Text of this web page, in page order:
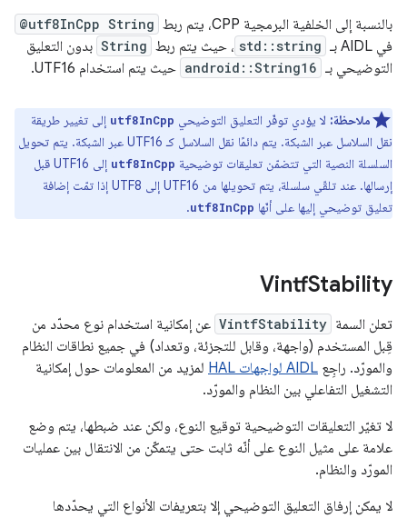
بالنسبة إلى الخلفية البرمجية CPP، يتم ربط
@utf8InCpp String
في AIDL بـ std::string ، حيث يتم ربط String بدون التعليق
التوضيحي بـ android::String16 حيث يتم استخدام UTF16.
ملاحظة: لا يؤدي توفّر التعليق التوضيحي utf8InCpp إلى تغيير طريقة
نقل السلاسل عبر الشبكة. يتم دائمًا نقل السلاسل كـ UTF16 عبر الشبكة. يتم تحويل
السلسلة النصية التي تتضمّن تعليقات توضيحية utf8InCpp
إلى UTF16 قبل
إرسالها. عند تلقّي سلسلة، يتم تحويلها من UTF16 إلى UTF8 إذا تمّت إضافة
تعليق توضيحي إليها على أنّها utf8InCpp
.
VintfStability
تعلن السمة VintfStability عن إمكانية استخدام نوع محدّد من
قِبل المستخدم (واجهة، وقابل للتجزئة، وتعداد) في جميع نطاقات النظام
والمورّد. راجِع AIDL لواجهات HAL
لمزيد من المعلومات حول إمكانية
التشغيل التفاعلي بين النظام والمورّد.
لا تغيّر التعليقات التوضيحية توقيع النوع، ولكن عند ضبطها، يتم وضع
علامة على مثيل النوع على أنّه ثابت حتى يتمكّن من الانتقال بين عمليات
المورّد والنظام.
لا يمكن إرفاق التعليق التوضيحي إلا بتعريفات الأنواع التي يحدّدها